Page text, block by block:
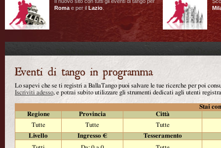
Roma e per il Lazio
Lo sapevi che se ti registri a BallaTango puoi salvare le tue ricerche per poi
Iscriviti adesso, e potrai subito utilizzare gli strumenti dedicati agli utenti
Stai
Regione
Provincia
Città
Tutte
Tutte
Tutte
Livello
Ingresso €
Tesseramento